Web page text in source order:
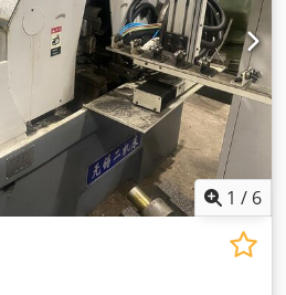
1 / 6